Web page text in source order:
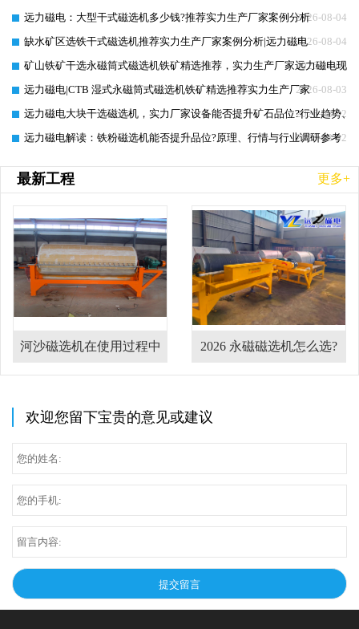
2026-08-04
远力磁电：大型干式磁选机多少钱?推荐实力生产厂家案例分析
2026-08-04
缺水矿区选铁干式磁选机推荐实力生产厂家案例分析|远力磁电
2026-08-03
矿山铁矿干选永磁筒式磁选机铁矿精选推荐，实力生产厂家远力磁电现
2026-08-03
远力磁电|CTB 湿式永磁筒式磁选机铁矿精选推荐实力生产厂家
2026-08-02
远力磁电大块干选磁选机，实力厂家设备能否提升矿石品位?行业趋势、
2026-08-02
远力磁电解读：铁粉磁选机能否提升品位?原理、行情与行业调研参考
最新工程 更多+
河沙磁选机在使用过程中
的注意事项
2026 永磁磁选机怎么选?
干湿式磁选机设备哪家厂
欢迎您留下宝贵的意见或建议